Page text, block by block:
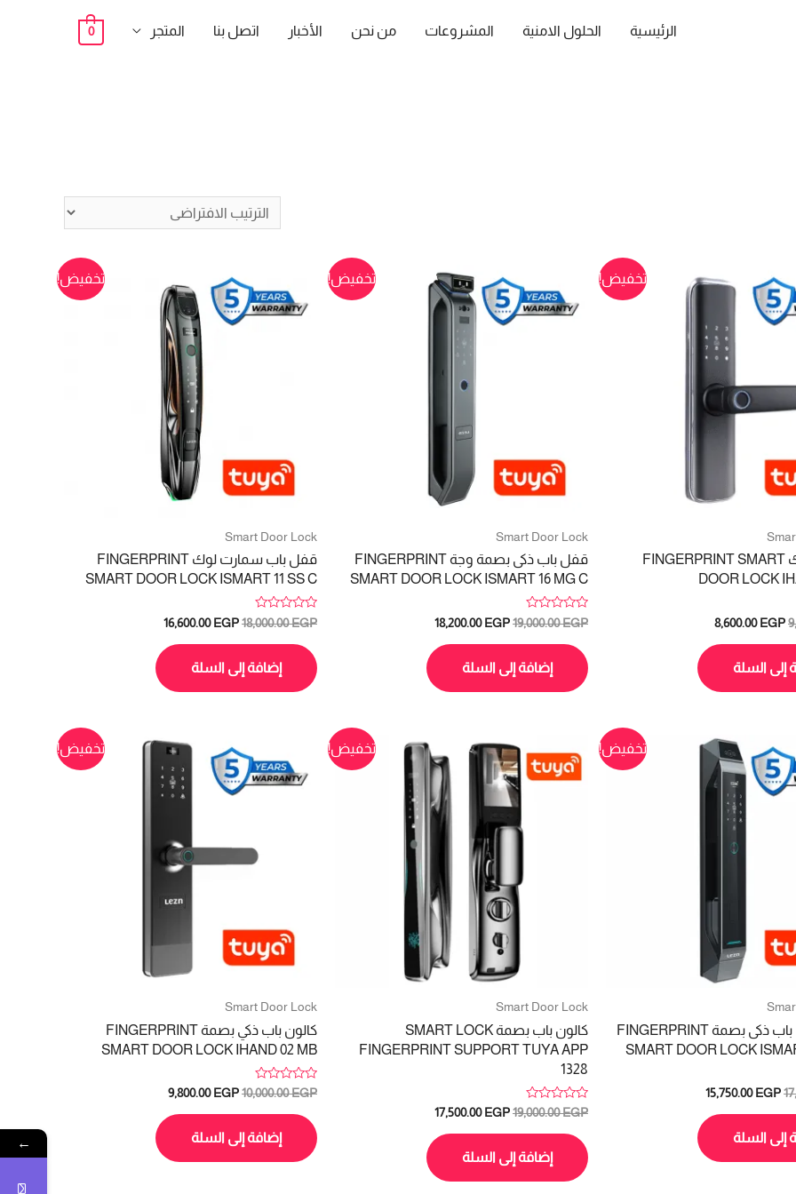
الرئيسية الحلول الامنية المشروعات من نحن الأخبار اتصل بنا المتجر 0
تخفيض!
سمارت لوك FINGERPRINT SMART
DOOR LOCK
السعر
9,600.00 EGP.
8,600.00EGP
السعر
هو:
8,600.00 EGP.
إلى السلة
تخفيض!
Smart Door Lock
قفل باب ذكى بصمة وجة FINGERPRINT
SMART DOOR LOCK ISMART 16 MG C
تم
التقييم
من
5
19,000.00EGP
السعر
19,000.00 EGP.
18,200.00EGP
السعر
هو:
18,200.00 EGP.
إضافة إلى السلة
تخفيض!
Smart Door Lock
قفل باب سمارت لوك FINGERPRINT
SMART DOOR LOCK ISMART 11 SS C
تم
التقييم
من
5
18,000.00EGP
السعر
18,000.00 EGP.
16,600.00EGP
السعر
هو:
16,600.00 EGP.
إضافة إلى السلة
تخفيض!
قفل كالون باب ذكى بصمة FINGERPRINT
SMART DOOR LOCK
السعر
17,000.00 EGP.
15,750.00EGP
السعر
هو:
15,750.00 EGP.
إلى السلة
تخفيض!
Smart Door Lock
كالون باب بصمة SMART LOCK
FINGERPRINT SUPPORT TUYA APP
1328
تم
من
5
19,000.00EGP
السعر
19,000.00 EGP.
17,500.00EGP
السعر
هو:
17,500.00 EGP.
إضافة إلى السلة
تخفيض!
Smart Door Lock
كالون باب ذكي بصمة FINGERPRINT
SMART DOOR LOCK IHAND 02 MB
تم
من
5
10,000.00EGP
السعر
10,000.00 EGP.
9,800.00EGP
السعر
هو:
9,800.00 EGP.
إضافة إلى السلة ←